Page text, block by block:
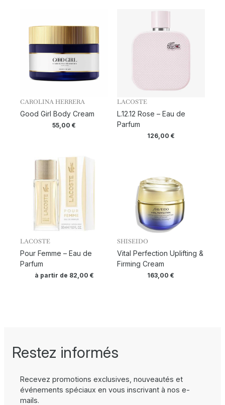
CAROLINA HERRERA
Good Girl Body Cream
55,00€
LACOSTE
L.12.12 Rose – Eau de
Parfum
126,00 €
LACOSTE
Pour Femme – Eau de
Parfum
à partir de 82,00 €
SHISEIDO
Vital Perfection Uplifting &
Firming Cream
163,00€
Restez informés
Recevez promotions exclusives, nouveautés et
événements spéciaux en vous inscrivant à nos e-
mails.